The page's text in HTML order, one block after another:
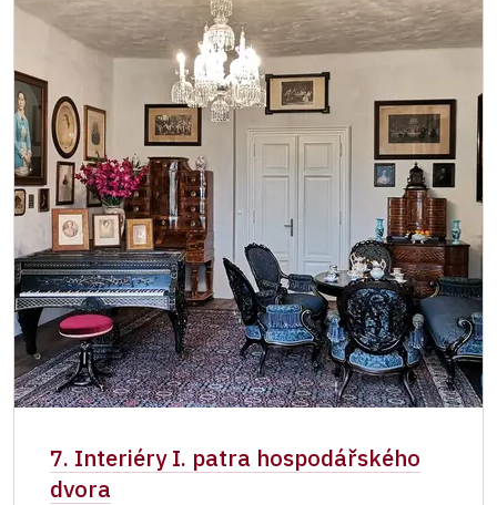
7. Interiéry I. patra hospodářského
dvora